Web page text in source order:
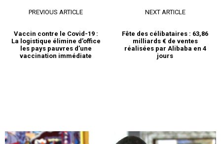
PREVIOUS ARTICLE
Vaccin contre le Covid-19 :
La logistique élimine d’office
les pays pauvres d’une
vaccination immédiate
NEXT ARTICLE
Fête des célibataires : 63,86
milliards € de ventes
réalisées par Alibaba en 4
jours